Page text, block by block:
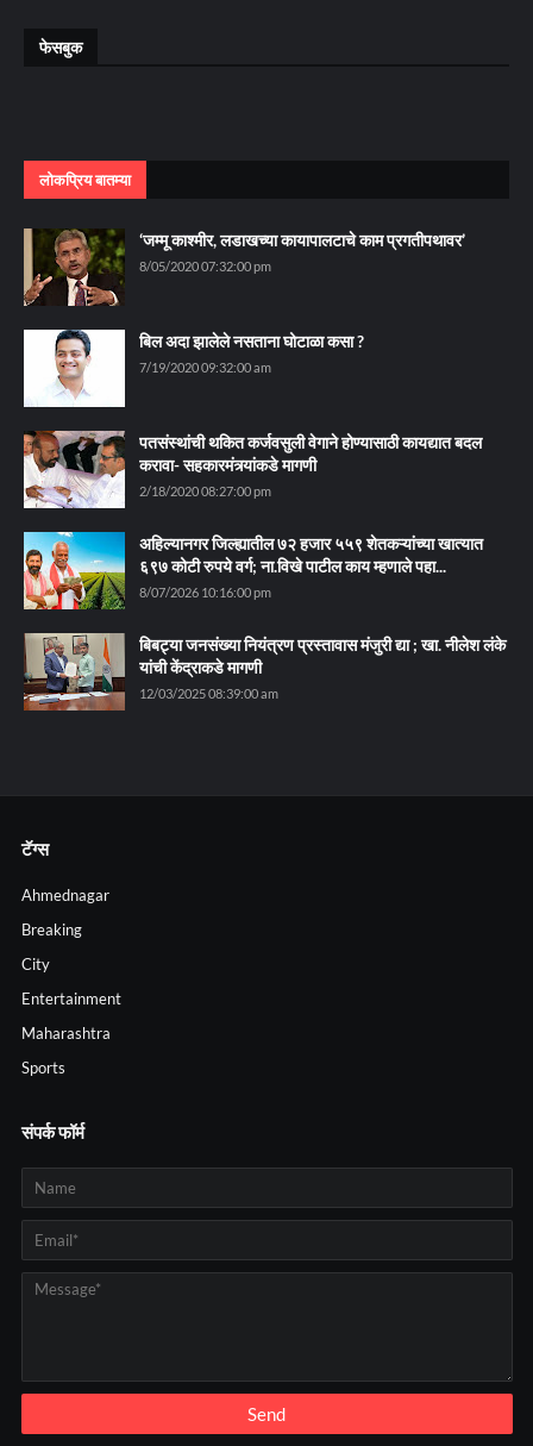
फेसबुक
लोकप्रिय बातम्या
‘जम्मू काश्मीर, लडाखच्या कायापालटाचे काम प्रगतीपथावर’
8/05/2020 07:32:00 pm
बिल अदा झालेले नसताना घोटाळा कसा ?
7/19/2020 09:32:00 am
पतसंस्थांची थकित कर्जवसुली वेगाने होण्यासाठी कायद्यात बदल
करावा- सहकारमंत्र्यांकडे मागणी
2/18/2020 08:27:00 pm
अहिल्यानगर जिल्ह्यातील ७२ हजार ५५९ शेतकऱ्यांच्या खात्यात
६९७ कोटी रुपये वर्ग; ना.विखे पाटील काय म्हणाले पहा...
8/07/2026 10:16:00 pm
बिबट्या जनसंख्या नियंत्रण प्रस्तावास मंजुरी द्या ; खा. नीलेश लंके
यांची केंद्राकडे मागणी
12/03/2025 08:39:00 am
टॅग्स
Ahmednagar
Breaking
City
Entertainment
Maharashtra
Sports
संपर्क फॉर्म